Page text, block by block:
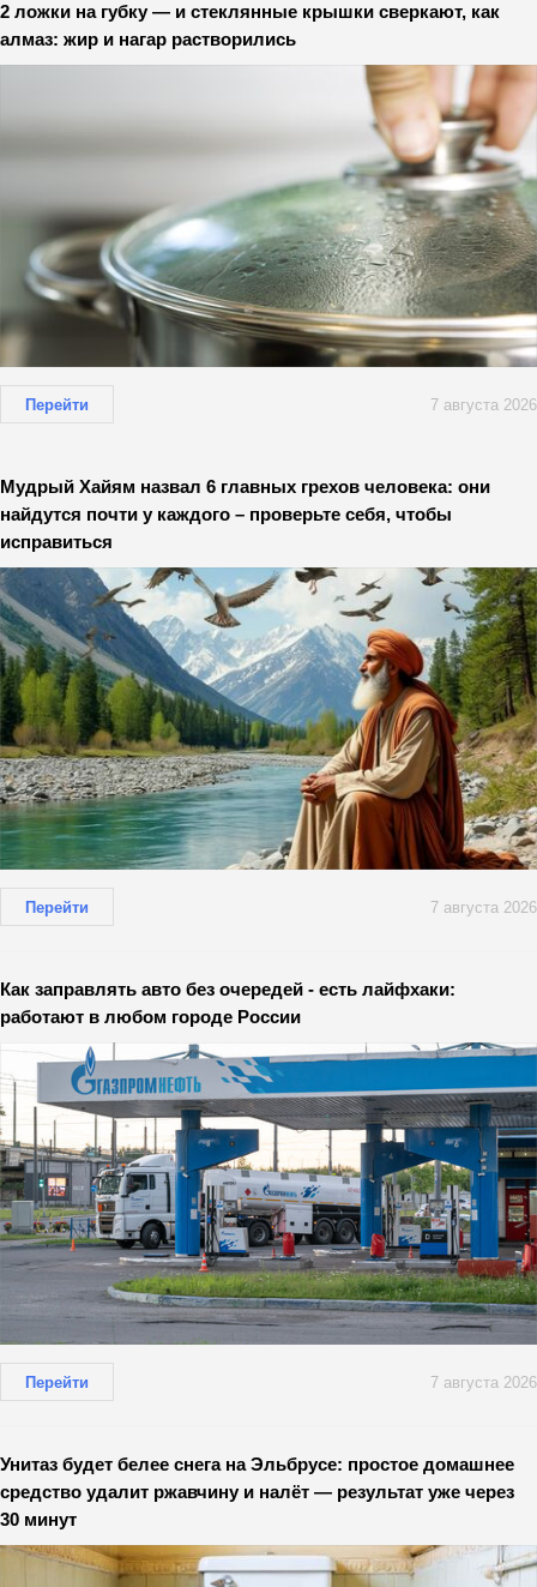
2 ложки на губку — и стеклянные крышки сверкают, как
алмаз: жир и нагар растворились
Перейти 7 августа 2026
Мудрый Хайям назвал 6 главных грехов человека: они
найдутся почти у каждого – проверьте себя, чтобы
исправиться
Перейти 7 августа 2026
Как заправлять авто без очередей - есть лайфхаки:
работают в любом городе России
Перейти 7 августа 2026
Унитаз будет белее снега на Эльбрусе: простое домашнее
средство удалит ржавчину и налёт — результат уже через
30 минут